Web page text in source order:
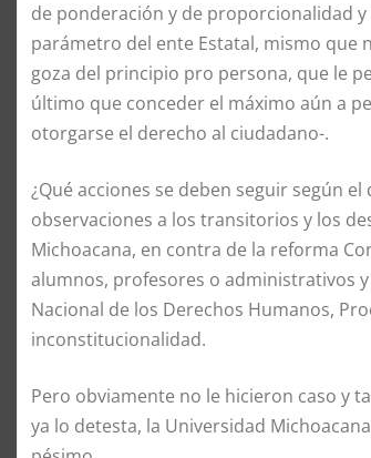
de ponderación y de proporcionalidad
parámetro del ente Estatal, mismo que
goza del principio pro persona, que le
último que conceder el máximo aún a
otorgarse el derecho al ciudadano-.
¿Qué acciones se deben seguir según
observaciones a los transitorios y los
Michoacana, en contra de la reforma
alumnos, profesores o administrativos
Nacional de los Derechos Humanos,
inconstitucionalidad.
Pero obviamente no le hicieron caso y
ya lo detesta, la Universidad